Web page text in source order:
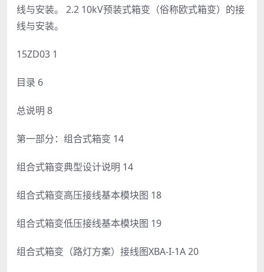
线与安装。 2.2 10kV预装式箱变（俗称欧式箱变）的接
线与安装。
15ZD03 1
目录 6
总说明 8
第一部分：组合式箱变 14
组合式箱变典型设计说明 14
组合式箱变高压接线基本模块图 18
组合式箱变低压接线基本模块图 19
组合式箱变（路灯方案）接线图XBA-I-1A 20